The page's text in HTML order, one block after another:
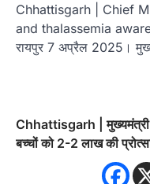
Chhattisgarh | Chief
and thalassemia
रायपुर 7 अप्रैल 2025।
Chhattisgarh | मुख्यमंत्री
बच्चों को 2-2 लाख की